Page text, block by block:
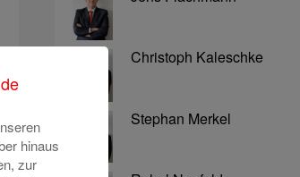
Christoph Kaleschke
Stephan Merkel
hinaus
zur